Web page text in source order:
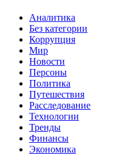
Аналитика
Без категории
Коррупция
Мир
Новости
Персоны
Политика
Путешествия
Расследование
Технологии
Тренды
Финансы
Экономика